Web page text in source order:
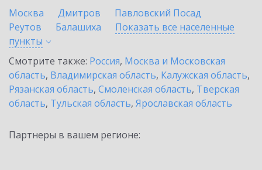
Москва
Дмитров
Павловский Посад
Реутов
Балашиха
Показать все населенные
пункты
Смотрите также: Россия, Москва и Московская
область, Владимирская область, Калужская область,
Рязанская область, Смоленская область, Тверская
область, Тульская область, Ярославская область
Партнеры в вашем регионе: